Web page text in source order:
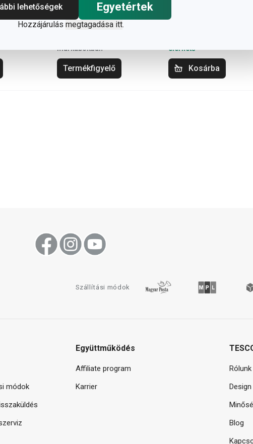
lehetőségek
Egyetértek
Hozzájárulás megtagadása itt.
15 300 Ft
A webáruházban nem
márkaboltban
Termékfigyelő
elérhető
Kosárba
Szállítási módok
módok
Együttműködés
Affiliate program
Karrier
Rólunk
Design
Blog